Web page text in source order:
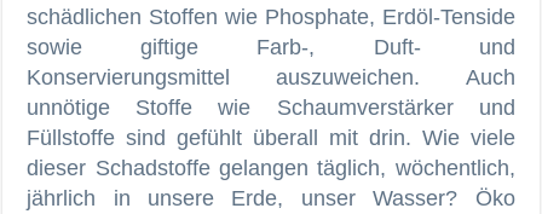
schädlichen Stoffen wie Phosphate, Erdöl-Tenside
sowie giftige Farb-, Duft- und
Konservierungsmittel auszuweichen. Auch
unnötige Stoffe wie Schaumverstärker und
Füllstoffe sind gefühlt überall mit drin. Wie viele
dieser Schadstoffe gelangen täglich, wöchentlich,
jährlich in unsere Erde, unser Wasser? Öko